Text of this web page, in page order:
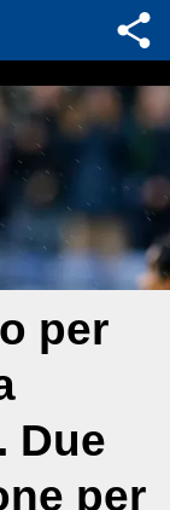
per
Due
per